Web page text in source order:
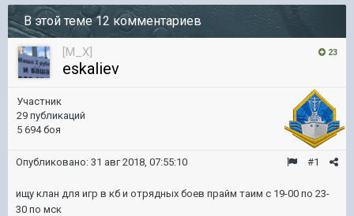
В этой теме 12 комментариев
23
[M_X]
eskaliev
Участник
29 публикаций
5 694 боя
#1
Опубликовано: 31 авг 2018, 07:55:10
ищу клан для игр в кб и отрядных боев прайм таим с 19-00 по 23-
30 по мск